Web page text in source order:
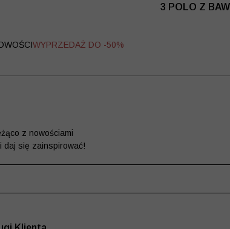
3 POLO Z
WYPRZEDAŻ DO -50% |
WYPRZEDAŻ DO -50%
z nowościami
daj się zainspirować!